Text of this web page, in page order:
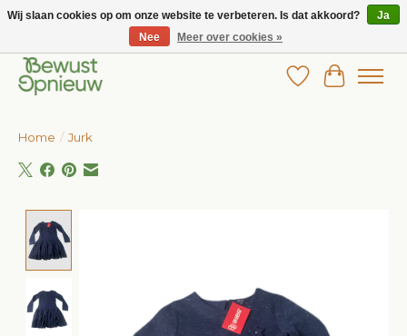
Wij bieden het grootste aanbod in betaalbare kinderkleding!
Verlanglijst
Home / Jurk
Wij slaan cookies op om onze website te verbeteren. Is dat akkoord?
Ja
Nee
Meer over cookies »